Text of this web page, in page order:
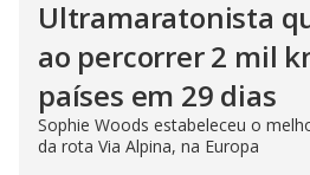
Ultramaratonista
ao percorrer 2 mil
países em 29 dias
Sophie Woods estabeleceu o
da rota Via Alpina, na Europa